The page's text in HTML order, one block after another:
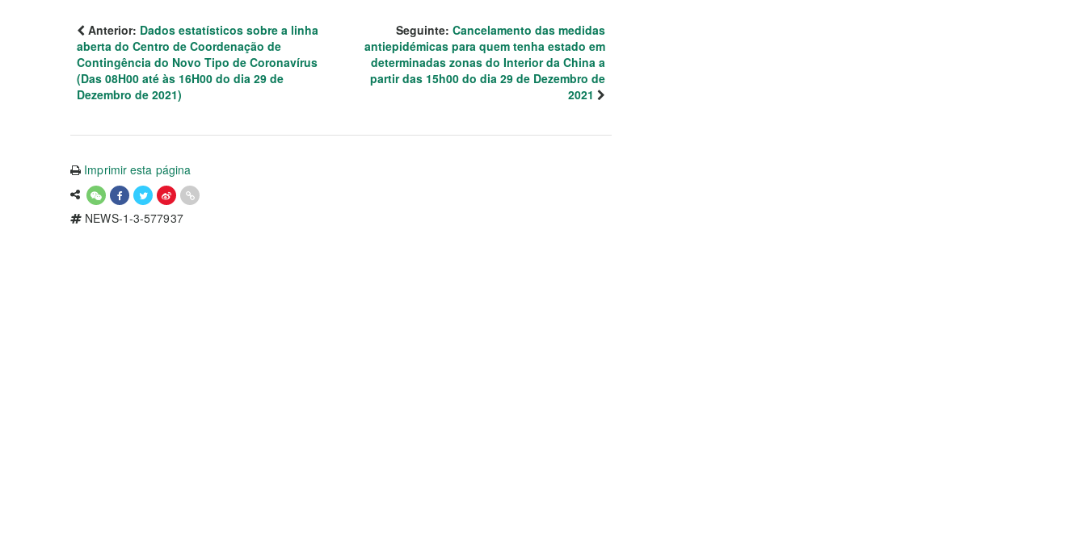
Anterior: Dados estatísticos sobre a linha
aberta do Centro de Coordenação de
Contingência do Novo Tipo de Coronavírus
(Das 08H00 até às 16H00 do dia 29 de
Dezembro de 2021)
Seguinte: Cancelamento das medidas
antiepidémicas para quem tenha estado em
determinadas zonas do Interior da China a
partir das 15h00 do dia 29 de Dezembro de
2021
Imprimir esta página
NEWS-1-3-577937